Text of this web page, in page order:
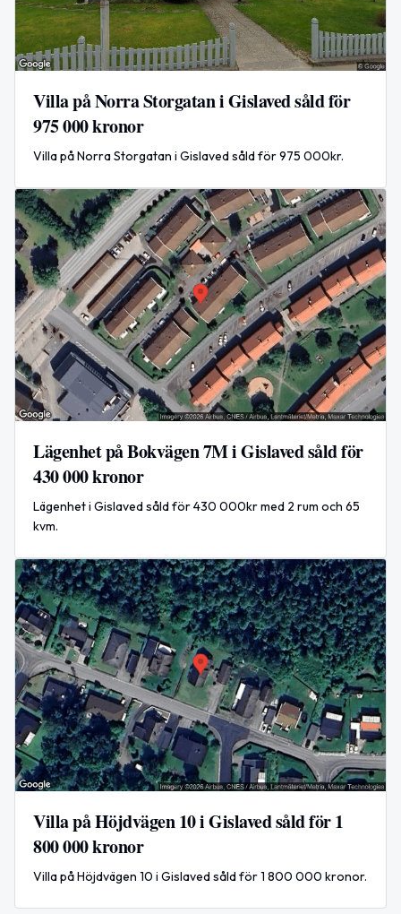
Villa på Norra Storgatan i Gislaved såld för
975 000 kronor
Villa på Norra Storgatan i Gislaved såld för 975 000kr.
Lägenhet på Bokvägen 7M i Gislaved såld för
430 000 kronor
Lägenhet i Gislaved såld för 430 000kr med 2 rum och 65
kvm.
Villa på Höjdvägen 10 i Gislaved såld för 1
800 000 kronor
Villa på Höjdvägen 10 i Gislaved såld för 1 800 000 kronor.